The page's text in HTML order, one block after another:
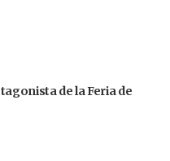
de la Feria de